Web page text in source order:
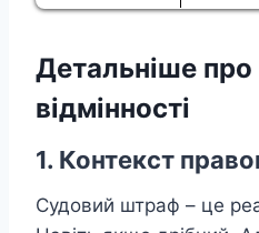
Детальніше про
відмінності
1. Контекст
Судовий штраф – це